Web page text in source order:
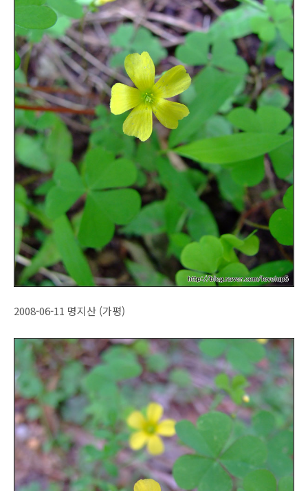
2008-06-11 명지산 (가평)